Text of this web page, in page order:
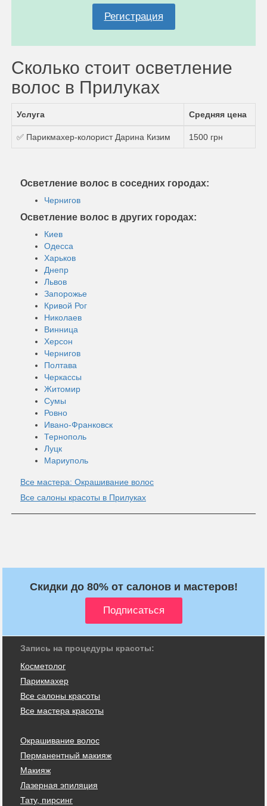
Регистрация
Сколько стоит осветление
волос в Прилуках
Услуга Средняя цена
✅ Парикмахер-колорист Дарина Кизим 1500 грн
Осветление волос в соседних городах:
Чернигов
Осветление волос в других городах:
Киев
Одесса
Харьков
Днепр
Львов
Запорожье
Кривой Рог
Николаев
Винница
Херсон
Чернигов
Полтава
Черкассы
Житомир
Сумы
Ровно
Ивано-Франковск
Тернополь
Луцк
Мариуполь
Все мастера: Окрашивание волос
Все салоны красоты в Прилуках
Скидки до 80% от салонов и мастеров!
Запись на процедуры красоты:
Косметолог
Парикмахер
Все салоны красоты
Все мастера красоты
Окрашивание волос
Перманентный макияж
Макияж
Лазерная эпиляция
Тату, пирсинг